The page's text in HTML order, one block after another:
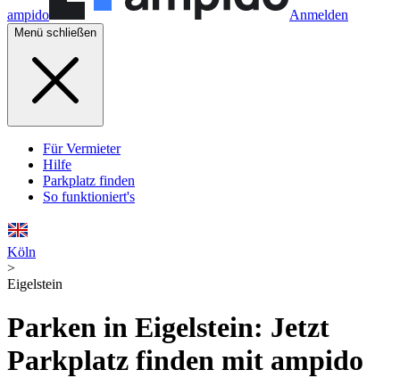
ampido Anmelden
Menü schließen
Für Vermieter
Hilfe
Parkplatz finden
So funktioniert's
Köln
>
Eigelstein
Parken in Eigelstein: Jetzt
Parkplatz finden mit ampido